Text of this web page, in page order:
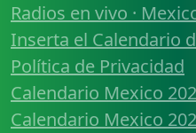
Radios en vivo ·
Inserta el Calendario
Política de Privacidad
Calendario Mexico
Calendario Mexico